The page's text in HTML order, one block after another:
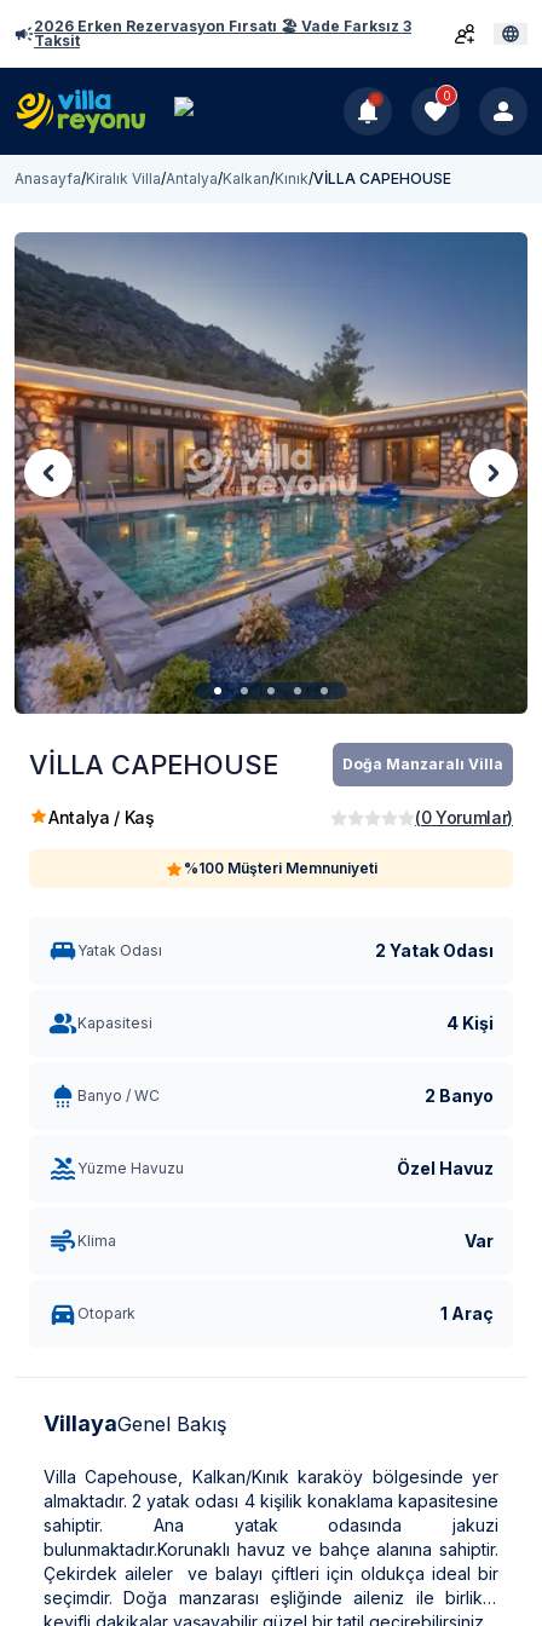
2026 Erken Rezervasyon Fırsatı 🏖️ Vade Farksız 3
Taksit
0
Anasayfa/Kiralık Villa/Antalya/Kalkan/Kınık/VİLLA CAPEHOUSE
VİLLA CAPEHOUSE Doğa Manzaralı Villa
Antalya / Kaş (0 Yorumlar)
%100 Müşteri Memnuniyeti
Yatak Odası 2 Yatak Odası
Kapasitesi 4 Kişi
Banyo / WC 2 Banyo
Yüzme Havuzu Özel Havuz
Klima Var
Otopark 1 Araç
VillayaGenel Bakış
Villa Capehouse, Kalkan/Kınık karaköy bölgesinde yer
almaktadır. 2 yatak odası 4 kişilik konaklama kapasitesine
sahiptir. Ana yatak odasında jakuzi
bulunmaktadır.Korunaklı havuz ve bahçe alanına sahiptir.
Çekirdek aileler ve balayı çiftleri için oldukça ideal bir
seçimdir. Doğa manzarası eşliğinde aileniz ile birlikte
keyifli dakikalar yaşayabilir güzel bir tatil geçirebilirsiniz.